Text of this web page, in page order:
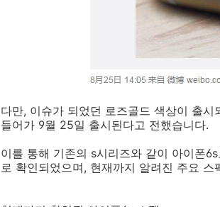
다만, 이슈가 되었던 로즈골드 색상이 출
들어가 9월 25일 출시된다고 전했습니다.
이를 통해 기존의 s시리즈와 같이 아이폰
로 확인되었으며, 현재까지 알려진 주요 스